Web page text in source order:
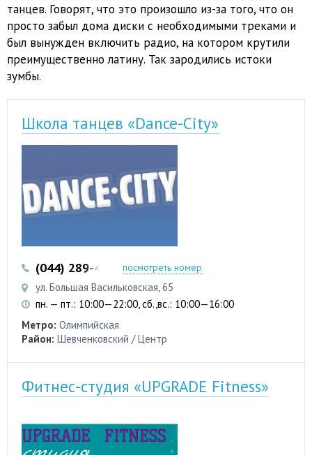
танцев. Говорят, что это произошло из-за того, что он
просто забыл дома диски с необходимыми треками и
был вынужден включить радио, на котором крутили
преимущественно латину. Так зародились истоки
зумбы.
Школа танцев «Dance-City»
(044) 289-46-84 (063) 297-77-98
посмотреть номер
ул. Большая Васильковская, 65
пн. — пт.: 10:00—22:00, сб.,вс.: 10:00—16:00
Метро: Олимпийская
Район: Шевченковский / Центр
Фитнес-студия «UPGRADE Fitness»